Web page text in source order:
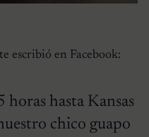
escribió en Facebook:
horas hasta Kansas
chico guapo